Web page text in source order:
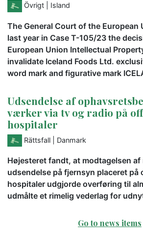
Övrigt | Island
The General Court of the European
last year in Case T-105/23 the
European Union Intellectual
invalidate Iceland Foods Ltd.
word mark and figurative mark
Udsendelse af
værker via tv og radio på
hospitaler
Rättsfall | Danmark
Højesteret fandt, at modtagelsen
udsendelse på fjernsyn placeret på
hospitaler udgjorde overføring til
udmålte et rimelig vederlag for
Go to news items